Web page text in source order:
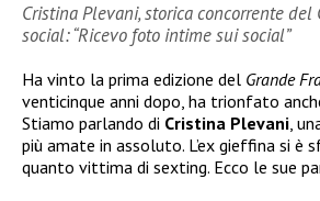
Cristina Plevani, storica concorrente del
social: “Ricevo foto intime sui social”
Ha vinto la prima edizione del Grande
venticinque anni dopo, ha trionfato
Stiamo parlando di Cristina Plevani,
più amate in assoluto. L’ex gieffina si è
quanto vittima di sexting. Ecco le sue